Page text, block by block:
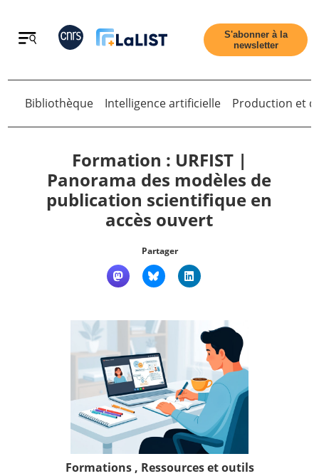
Retour
Accueil
Qui sommes nous ?
S'abonner à la
newsletter
Retour
Bibliothèque Intelligence artificielle Production et
Formation : URFIST |
Panorama des modèles de
publication scientifique en
accès ouvert
Partager
Formations, Ressources et outils